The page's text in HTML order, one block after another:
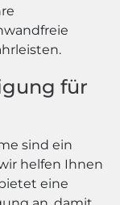
für
sind ein
helfen Ihnen
eine